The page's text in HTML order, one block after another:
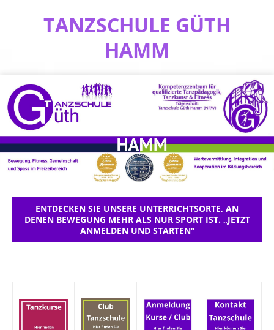
TANZSCHULE GÜTH
HAMM
ENTDECKEN SIE UNSERE UNTERRICHTSORTE, AN
DENEN BEWEGUNG MEHR ALS NUR SPORT IST. „JETZT
ANMELDEN UND STARTEN“